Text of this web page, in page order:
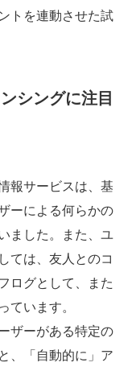
トを連動させた試
シングに注目
報サービスは、基
ーによる何らかの
ました。また、ユ
ては、友人とのコ
ログとして、また
ています。
ザーがある特定の
、「自動的に」ア